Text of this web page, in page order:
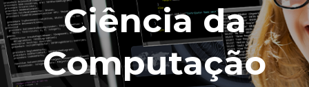
Ciência da
Computação